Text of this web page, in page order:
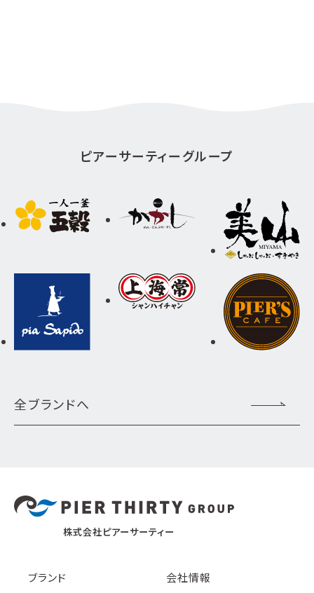
ピアーサーティーグループ
全ブランドへ
株式会社ピアーサーティー
ブランド
会社情報